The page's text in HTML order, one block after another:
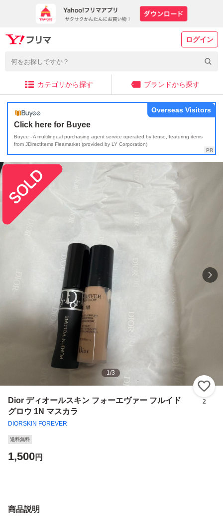
ログイン
カテゴリから探す ブランドから探す
Click here for Buyee
Buyee - A multilingual purchasing agent service operated by tenso, featuring items
from JDirectItems Fleamarket (provided by LY Corporation)
Overseas Visitors
1/3
Dior ディオールスキン フォーエヴァー フルイド
グロウ 1N マスカラ
DIORSKIN FOREVER
2
送料無料
1,500円
商品説明